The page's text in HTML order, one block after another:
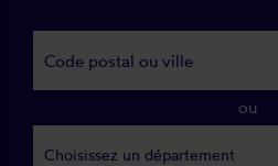
ou
Choisissez un département